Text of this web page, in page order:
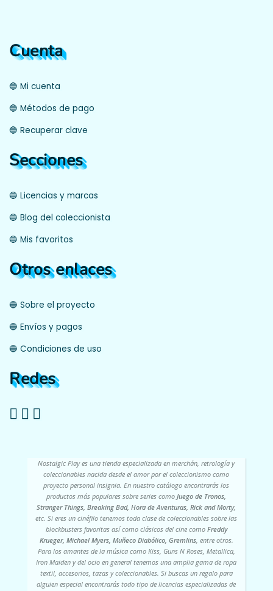
Cuenta
🔵 Mi cuenta
🔵 Métodos de pago
🔵 Recuperar clave
Secciones
🔵 Licencias y marcas
🔵 Blog del coleccionista
🔵 Mis favoritos
Otros enlaces
🔵 Sobre el proyecto
🔵 Envíos y pagos
🔵 Condiciones de uso
Redes
Nostalgic Play es una tienda especializada en merchán, retrología y
coleccionables nacida desde el amor por el coleccionismo como
proyecto personal insignia. En nuestro catálogo encontrarás los
productos más populares sobre series comoJuego de Tronos,
Stranger Things, Breaking Bad, Hora de Aventuras, Rick and Morty,
etc. Si eres un cinéfilo tenemos toda clase de coleccionables sobre las
blockbusters favoritas así como clásicos del cine como Freddy
Krueger, Michael Myers, Muñeco Diabólico, Gremlins, entre otros.
Para los amantes de la música como Kiss, Guns N Roses, Metallica,
Iron Maiden y del ocio en general tenemos una amplia gama de ropa
textil, accesorios, tazas y coleccionables. Si buscas un regalo para
alguien especial encontrarás todo tipo de licencias especializadas de